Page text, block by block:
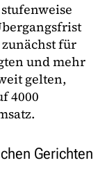
für
und mehr
gelten,
4000
Gerichten